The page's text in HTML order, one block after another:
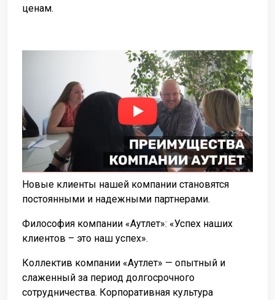
ценам.
Новые клиенты нашей компании становятся
постоянными и надежными партнерами.
Философия компании «Аутлет»: «Успех наших
клиентов – это наш успех».
Коллектив компании «Аутлет» — опытный и
слаженный за период долгосрочного
сотрудничества. Корпоративная культура